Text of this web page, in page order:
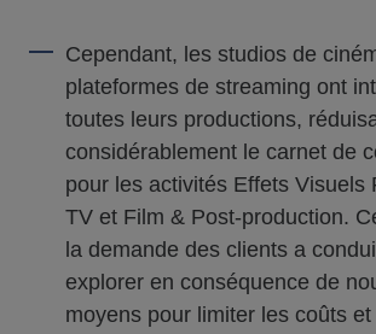
Cependant, les studios de
plateformes de streaming ont
toutes leurs productions,
considérablement le carnet de
pour les activités Effets Visuels
TV et Film & Post-production.
la demande des clients a
explorer en conséquence de
moyens pour limiter les coûts